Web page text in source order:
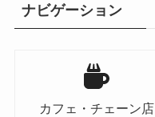
ナビゲーション
カフェ・チェーン店